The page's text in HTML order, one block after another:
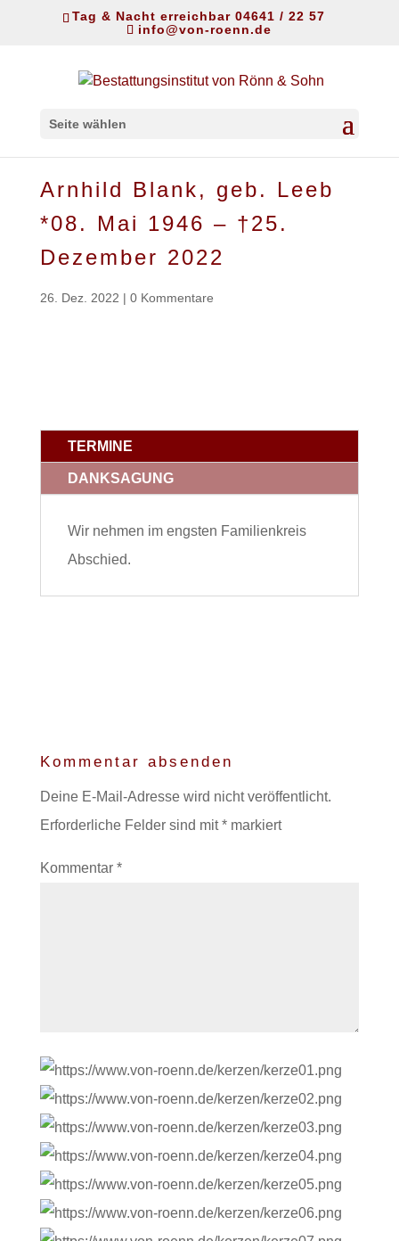
Tag & Nacht erreichbar 04641 / 22 57
info@von-roenn.de
Seite wählen
Arnhild Blank, geb. Leeb
*08. Mai 1946 – †25.
Dezember 2022
26. Dez. 2022 | 0 Kommentare
TERMINE
DANKSAGUNG
Wir nehmen im engsten Familienkreis
Abschied.
Kommentar absenden
Deine E-Mail-Adresse wird nicht veröffentlicht.
Erforderliche Felder sind mit*markiert
Kommentar *